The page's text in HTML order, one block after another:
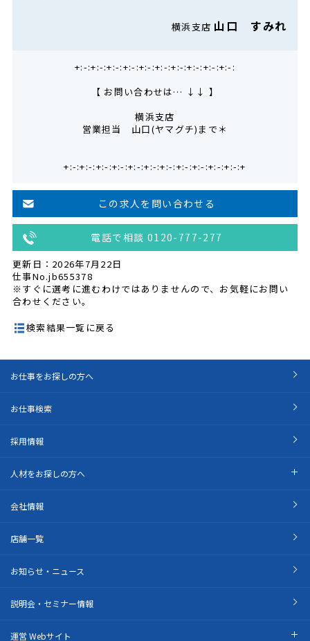
横浜支店 山口 すみれ
+:-:+:-:+:-:+:-:+:-:+:-:+:-:+:-:+:-:+:-:
【 お問い合わせは… ↓↓ 】
横浜支店
営業担当 山口(ヤマグチ)まで＊
+:-:+:-:+:-:+:-:+:-:+:-:+:-:+:-:+:-:+:-:+:-:+
この求人を問い合わせる
電話で相談 0120-777-277
更新日：2026年7月22日
仕事No.jb655378
※すぐに選考に進むわけではありませんので、お気軽にお問い
合わせください。
検索結果一覧に戻る
お仕事をお探しの方へ
お仕事検索
採用情報
人材をお探しの方へ
会社情報
店舗一覧
お知らせ・ニュース
説明会・セミナー情報
運営 Webサイト